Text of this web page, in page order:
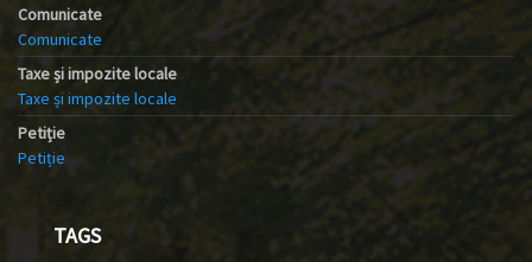
Comunicate
Comunicate
Taxe și impozite locale
Taxe și impozite locale
Petiție
Petiție
TAGS